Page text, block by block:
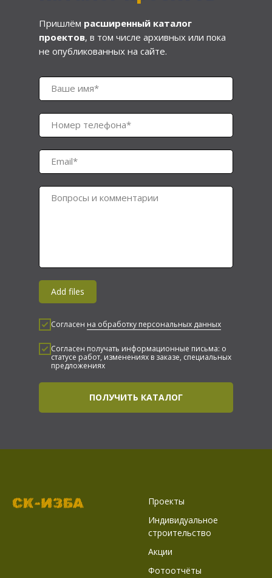
Пришлём расширенный каталог
проектов, в том числе архивных или пока
не опубликованных на сайте.
Ваше имя*
Номер телефона*
Email*
Вопросы и комментарии
Add files
Согласен на обработку персональных данных
Согласен получать информационные письма: о
статусе работ, изменениях в заказе, специальных
предложениях
ПОЛУЧИТЬ КАТАЛОГ
Проекты
Индивидуальное
строительство
Акции
Фотоотчёты